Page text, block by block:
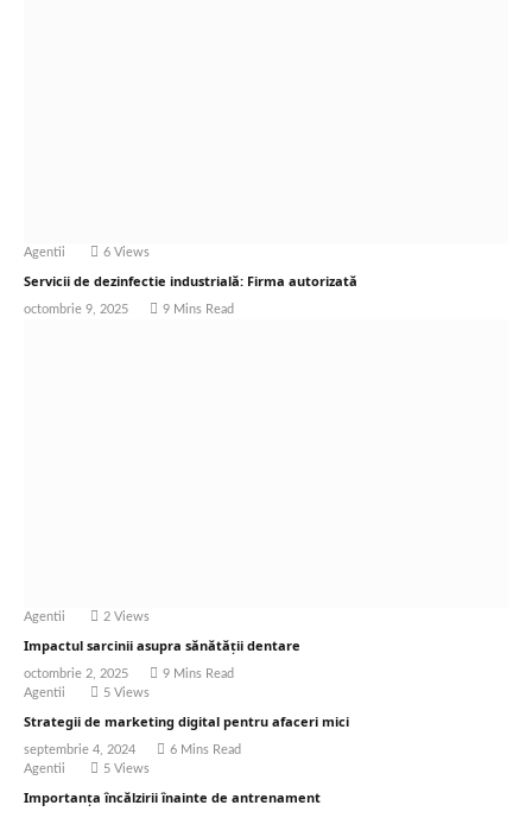
Agentii 6 Views
Servicii de dezinfectie industrială: Firma autorizată
octombrie 9, 2025 9 Mins Read
Agentii 2 Views
Impactul sarcinii asupra sănătății dentare
octombrie 2, 2025
9 Mins Read
Agentii
5 Views
Strategii de marketing digital pentru afaceri mici
septembrie 4, 2024
6 Mins Read
Agentii
5 Views
Importanța încălzirii înainte de antrenament